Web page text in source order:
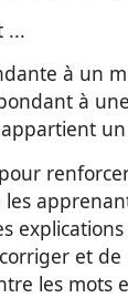
...
à un
à
et
les mots